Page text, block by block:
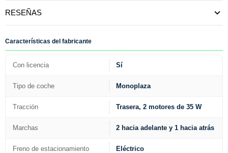
RESEÑAS
Características del fabricante
Con licencia Sí
Tipo de coche Monoplaza
Tracción Trasera, 2 motores de 35 W
Marchas 2 hacia adelante y 1 hacia atrás
Freno de estacionamiento Eléctrico